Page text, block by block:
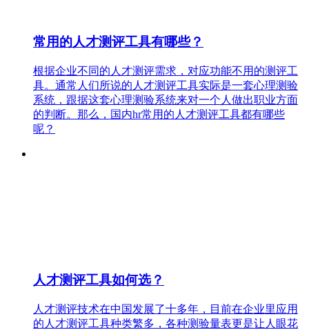
常用的人才测评工具有哪些？
根据企业不同的人才测评需求，对应功能不用的测评工
具。通常人们所说的人才测评工具实际是一套心理测验
系统，跟据这套心理测验系统来对一个人做出职业方面
的判断。那么，国内hr常用的人才测评工具都有哪些
呢？
人才测评工具如何选？
人才测评技术在中国发展了十多年，目前在企业里应用
的人才测评工具种类繁多，各种测验量表更是让人眼花